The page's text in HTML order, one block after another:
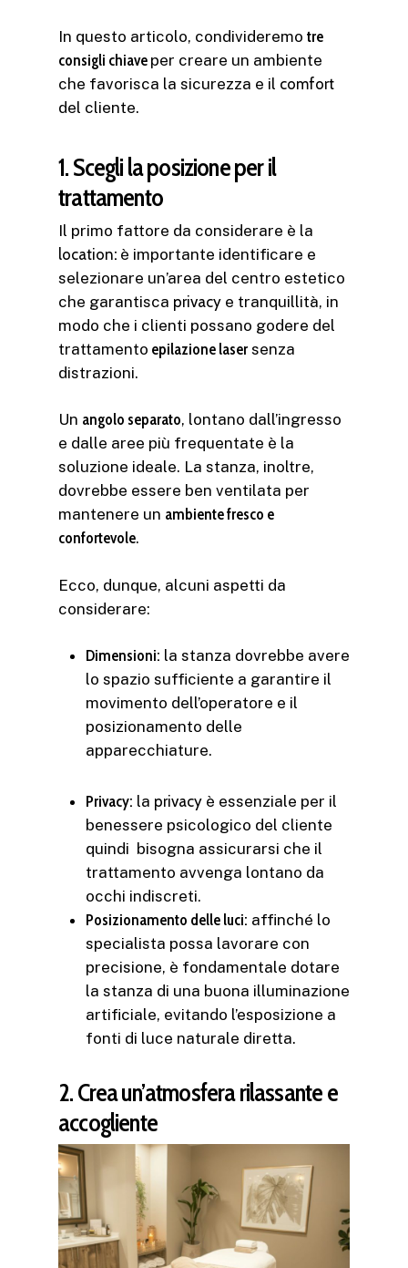
In questo articolo, condivideremo tre
consigli chiave per creare un ambiente
che favorisca la sicurezza e il comfort
del cliente.
1. Scegli la posizione per il
trattamento
Il primo fattore da considerare è la
location: è importante identificare e
selezionare un’area del centro estetico
che garantisca privacy e tranquillità, in
modo che i clienti possano godere del
trattamento epilazione laser senza
distrazioni.
Un angolo separato, lontano dall’ingresso
e dalle aree più frequentate è la
soluzione ideale. La stanza, inoltre,
dovrebbe essere ben ventilata per
mantenere un ambiente fresco e
confortevole.
Ecco, dunque, alcuni aspetti da
considerare:
Dimensioni: la stanza dovrebbe avere
lo spazio sufficiente a garantire il
movimento dell’operatore e il
posizionamento delle
apparecchiature.
Privacy: la privacy è essenziale per il
benessere psicologico del cliente
quindi bisogna assicurarsi che il
trattamento avvenga lontano da
occhi indiscreti.
Posizionamento delle luci: affinché lo
specialista possa lavorare con
precisione, è fondamentale dotare
la stanza di una buona illuminazione
artificiale, evitando l’esposizione a
fonti di luce naturale diretta.
2. Crea un’atmosfera rilassante e
accogliente